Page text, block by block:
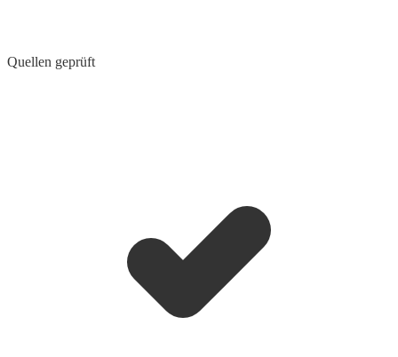
Quellen geprüft